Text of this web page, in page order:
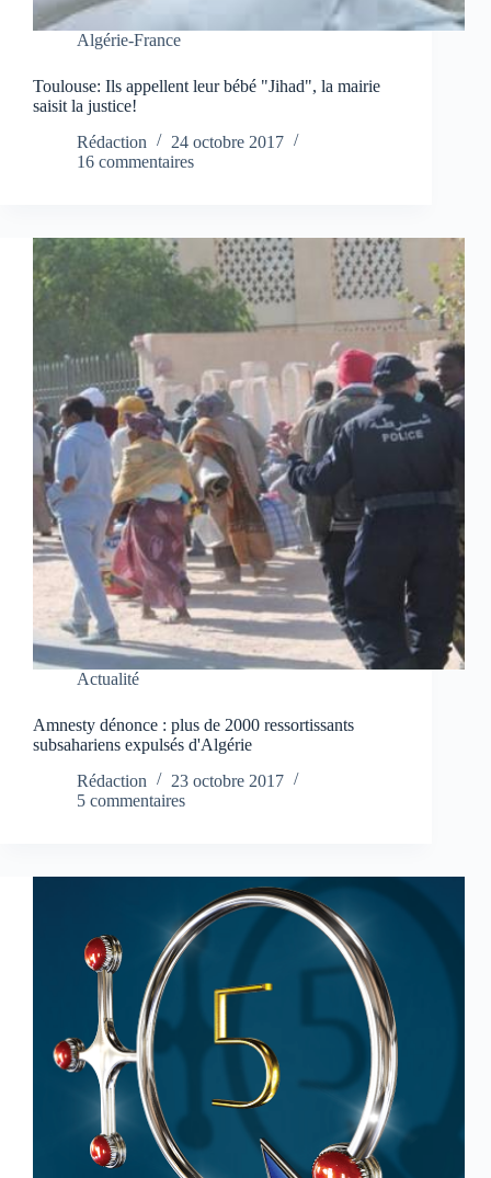
Algérie-France
Toulouse: Ils appellent leur bébé "Jihad", la mairie
saisit la justice!
Rédaction
24 octobre 2017
16 commentaires
Actualité
Amnesty dénonce : plus de 2000 ressortissants
subsahariens expulsés d'Algérie
Rédaction
23 octobre 2017
5 commentaires